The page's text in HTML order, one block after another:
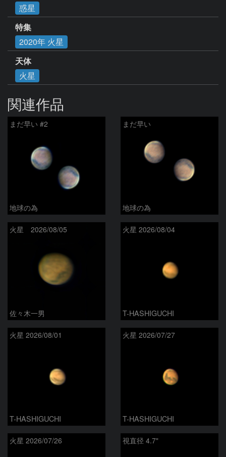
惑星
特集
2020年 火星
天体
火星
関連作品
まだ早い #2
地球の為
まだ早い
地球の為
火星 2026/08/05
佐々木一男
火星 2026/08/04
T-HASHIGUCHI
火星 2026/08/01
T-HASHIGUCHI
火星 2026/07/27
T-HASHIGUCHI
火星 2026/07/26 視直径 4.7"